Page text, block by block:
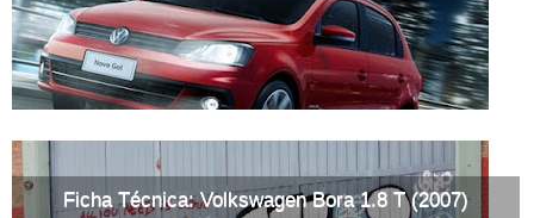
Ficha Técnica: Volkswagen Bora 1.8 T (2007)